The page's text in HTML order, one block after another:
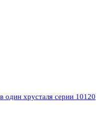
один хрусталя серии 10120